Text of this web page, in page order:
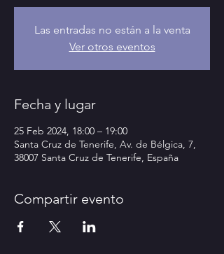
Las entradas no están a la venta
Ver otros eventos
Fecha y lugar
25 Feb 2024, 18:00 – 19:00
Santa Cruz de Tenerife, Av. de Bélgica, 7,
38007 Santa Cruz de Tenerife, España
Compartir evento